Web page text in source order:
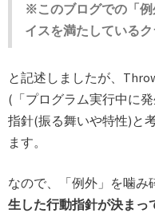
※このブログでの「
イスを満たしている
と記述しましたが、
(「プログラム実行中に
指針(振る舞いや特性)と
ます。
なので、「例外」を噛み
生した行動指針が決まっ